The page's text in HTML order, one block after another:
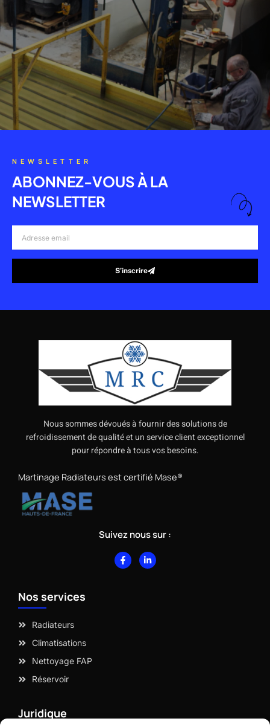
NEWSLETTER
ABONNEZ-VOUS À LA
NEWSLETTER
email
S’inscrire
Nous sommes dévoués à fournir des solutions de
refroidissement de qualité et un service client exceptionnel
pour répondre à tous vos besoins.
Martinage Radiateurs est certifié Mase®
Suivez nous sur :
F
a
c
L
i
n
Nos services
Radiateurs
Climatisations
Nettoyage FAP
Réservoir
Juridique